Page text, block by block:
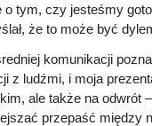
o tym, czy jesteśmy
że to może być
komunikacji
z ludźmi, i moja
ale także na odwrót
przepaść między